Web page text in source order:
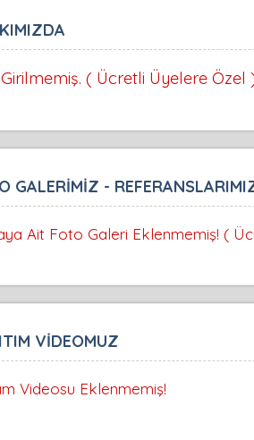
( Ücretli Üyelere Özel
GALERİMİZ -
Ait Foto Galeri Eklenmemiş! (
VİDEOMUZ
Videosu Eklenmemiş!